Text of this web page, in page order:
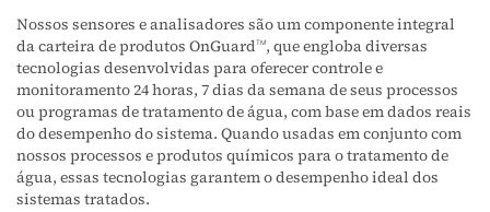
Nossos sensores e analisadores são um componente integral
da carteira de produtos OnGuard
TM, que engloba diversas
tecnologias desenvolvidas para oferecer controle e
monitoramento 24 horas, 7 dias da semana de seus processos
ou programas de tratamento de água, com base em dados reais
do desempenho do sistema. Quando usadas em conjunto com
nossos processos e produtos químicos para o tratamento de
água, essas tecnologias garantem o desempenho ideal dos
sistemas tratados.